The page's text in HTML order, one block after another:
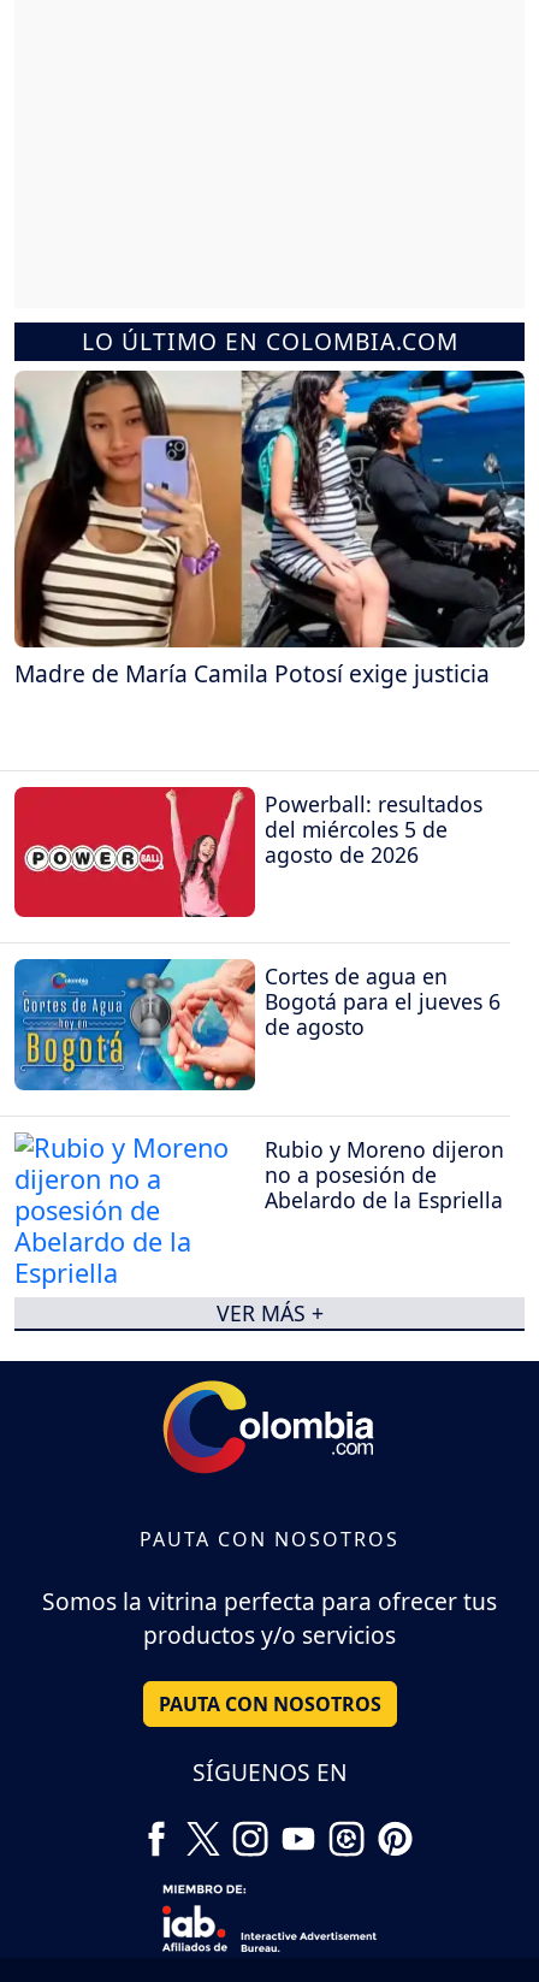
LO ÚLTIMO EN COLOMBIA.COM
Madre de María Camila Potosí exige justicia
Powerball: resultados
del miércoles 5 de
agosto de 2026
Cortes de agua en
Bogotá para el jueves 6
de agosto
Rubio y Moreno dijeron
no a posesión de
Abelardo de la Espriella
VER MÁS +
PAUTA CON NOSOTROS
Somos la vitrina perfecta para ofrecer tus
productos y/o servicios
PAUTA CON NOSOTROS
SÍGUENOS EN